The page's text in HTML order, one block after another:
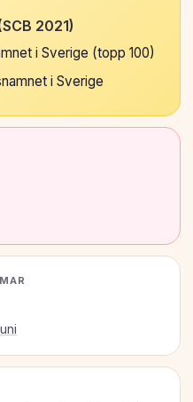
2021)
i Sverige (topp 100)
i Sverige